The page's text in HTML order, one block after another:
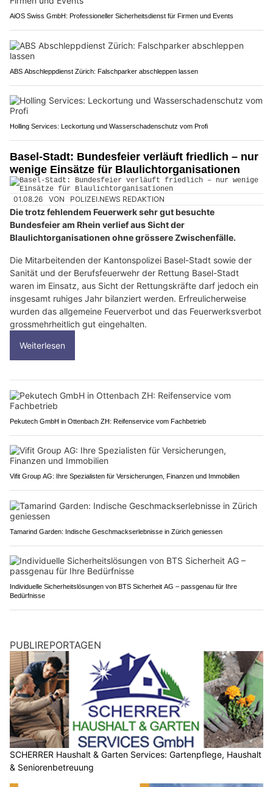
AiOS Swiss GmbH: Professioneller Sicherheitsdienst für Firmen und Events
ABS Abschleppdienst Zürich: Falschparker abschleppen lassen
Holling Services: Leckortung und Wasserschadenschutz vom Profi
Basel-Stadt: Bundesfeier verläuft friedlich – nur
wenige Einsätze für Blaulichtorganisationen
01.08.26 VON POLIZEI.NEWS REDAKTION
Die trotz fehlendem Feuerwerk sehr gut besuchte
Bundesfeier am Rhein verlief aus Sicht der
Blaulichtorganisationen ohne grössere Zwischenfälle.
Die Mitarbeitenden der Kantonspolizei Basel-Stadt sowie der
Sanität und der Berufsfeuerwehr der Rettung Basel-Stadt
waren im Einsatz, aus Sicht der Rettungskräfte darf jedoch ein
insgesamt ruhiges Jahr bilanziert werden. Erfreulicherweise
wurden das allgemeine Feuerverbot und das Feuerwerksverbot
grossmehrheitlich gut eingehalten.
Weiterlesen
Pekutech GmbH in Ottenbach ZH: Reifenservice vom Fachbetrieb
Vifit Group AG: Ihre Spezialisten für Versicherungen, Finanzen und Immobilien
Tamarind Garden: Indische Geschmackserlebnisse in Zürich geniessen
Individuelle Sicherheitslösungen von BTS Sicherheit AG – passgenau für Ihre
Bedürfnisse
PUBLIREPORTAGEN
SCHERRER Haushalt & Garten Services: Gartenpflege, Haushalt
& Seniorenbetreuung